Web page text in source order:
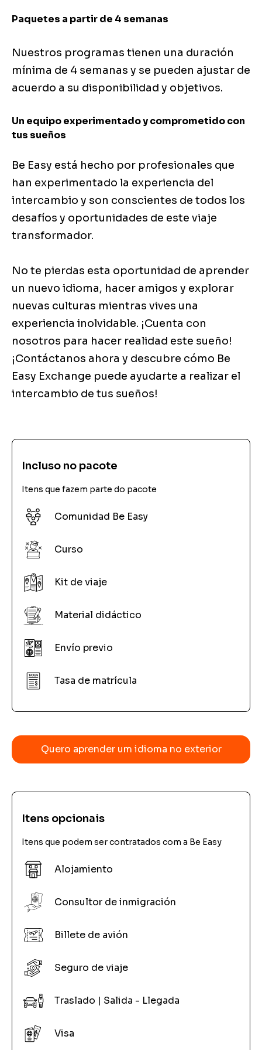
Paquetes a partir de 4 semanas
Nuestros programas tienen una duración
mínima de 4 semanas y se pueden ajustar de
acuerdo a su disponibilidad y objetivos.
Un equipo experimentado y comprometido con
tus sueños
Be Easy está hecho por profesionales que
han experimentado la experiencia del
intercambio y son conscientes de todos los
desafíos y oportunidades de este viaje
transformador.
No te pierdas esta oportunidad de aprender
un nuevo idioma, hacer amigos y explorar
nuevas culturas mientras vives una
experiencia inolvidable. ¡Cuenta con
nosotros para hacer realidad este sueño!
¡Contáctanos ahora y descubre cómo Be
Easy Exchange puede ayudarte a realizar el
intercambio de tus sueños!
Incluso no pacote
Itens que fazem parte do pacote
Comunidad Be Easy
Curso
Kit de viaje
Material didáctico
Envío previo
Tasa de matrícula
Quero aprender um idioma no exterior
Itens opcionais
Itens que podem ser contratados com a Be Easy
Alojamiento
Consultor de inmigración
Billete de avión
Seguro de viaje
Traslado | Salida - Llegada
Visa